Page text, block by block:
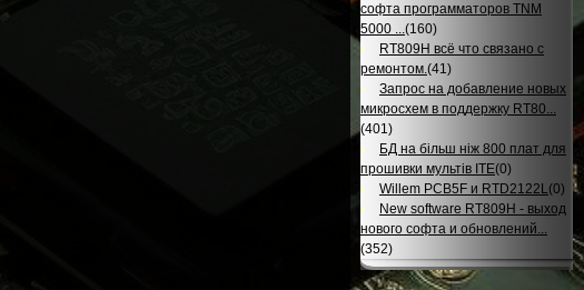
софта программаторов TNM
5000 ...(160)
RT809H всё что связано с
ремонтом.(41)
Запрос на добавление новых
микросхем в поддержку RT80...
(401)
БД на більш ніж 800 плат для
прошивки мультів ITE(0)
Willem PCB5F и RTD2122L(0)
New software RT809H - выход
нового софта и обновлений...
(352)